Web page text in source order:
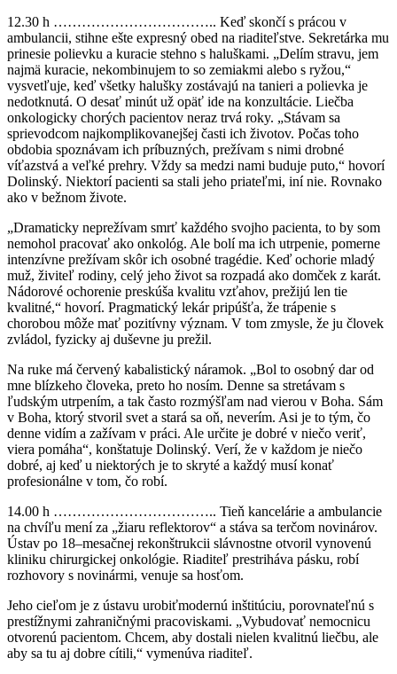
12.30 h …………………………….. Keď skončí s prácou v
ambulancii, stihne ešte expresný obed na riaditeľstve. Sekretárka mu
prinesie polievku a kuracie stehno s haluškami. „Delím stravu, jem
najmä kuracie, nekombinujem to so zemiakmi alebo s ryžou,“
vysvetľuje, keď všetky halušky zostávajú na tanieri a polievka je
nedotknutá. O desať minút už opäť ide na konzultácie. Liečba
onkologicky chorých pacientov neraz trvá roky. „Stávam sa
sprievodcom najkomplikovanejšej časti ich životov. Počas toho
obdobia spoznávam ich príbuzných, prežívam s nimi drobné
víťazstvá a veľké prehry. Vždy sa medzi nami buduje puto,“ hovorí
Dolinský. Niektorí pacienti sa stali jeho priateľmi, iní nie. Rovnako
ako v bežnom živote.
„Dramaticky neprežívam smrť každého svojho pacienta, to by som
nemohol pracovať ako onkológ. Ale bolí ma ich utrpenie, pomerne
intenzívne prežívam skôr ich osobné tragédie. Keď ochorie mladý
muž, živiteľ rodiny, celý jeho život sa rozpadá ako domček z karát.
Nádorové ochorenie preskúša kvalitu vzťahov, prežijú len tie
kvalitné,“ hovorí. Pragmatický lekár pripúšťa, že trápenie s
chorobou môže mať pozitívny význam. V tom zmysle, že ju človek
zvládol, fyzicky aj duševne ju prežil.
Na ruke má červený kabalistický náramok. „Bol to osobný dar od
mne blízkeho človeka, preto ho nosím. Denne sa stretávam s
ľudským utrpením, a tak často rozmýšľam nad vierou v Boha. Sám
v Boha, ktorý stvoril svet a stará sa oň, neverím. Asi je to tým, čo
denne vidím a zažívam v práci. Ale určite je dobré v niečo veriť,
viera pomáha“, konštatuje Dolinský. Verí, že v každom je niečo
dobré, aj keď u niektorých je to skryté a každý musí konať
profesionálne v tom, čo robí.
14.00 h …………………………….. Tieň kancelárie a ambulancie
na chvíľu mení za „žiaru reflektorov“ a stáva sa terčom novinárov.
Ústav po 18–mesačnej rekonštrukcii slávnostne otvoril vynovenú
kliniku chirurgickej onkológie. Riaditeľ prestriháva pásku, robí
rozhovory s novinármi, venuje sa hosťom.
Jeho cieľom je z ústavu urobiťmodernú inštitúciu, porovnateľnú s
prestížnymi zahraničnými pracoviskami. „Vybudovať nemocnicu
otvorenú pacientom. Chcem, aby dostali nielen kvalitnú liečbu, ale
aby sa tu aj dobre cítili,“ vymenúva riaditeľ.